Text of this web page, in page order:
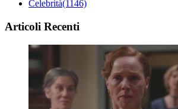
Celebrità(1146)
Articoli Recenti